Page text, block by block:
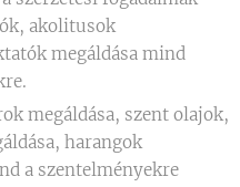
akolitusok
megáldása mind
megáldása, szent olajok,
harangok
a szentelményekre